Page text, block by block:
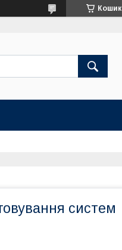
Кошик
систем